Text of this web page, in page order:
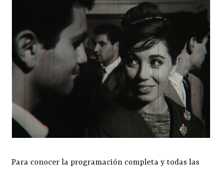
Para conocer la programación completa y todas las